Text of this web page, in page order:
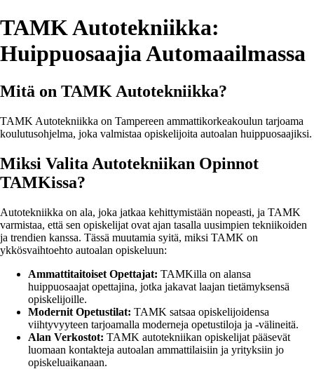
TAMK Autotekniikka:
Huippuosaajia Automaailmassa
Mitä on TAMK Autotekniikka?
TAMK Autotekniikka on Tampereen ammattikorkeakoulun tarjoama
koulutusohjelma, joka valmistaa opiskelijoita autoalan huippuosaajiksi.
Miksi Valita Autotekniikan Opinnot
TAMKissa?
Autotekniikka on ala, joka jatkaa kehittymistään nopeasti, ja TAMK
varmistaa, että sen opiskelijat ovat ajan tasalla uusimpien tekniikoiden
ja trendien kanssa. Tässä muutamia syitä, miksi TAMK on
ykkösvaihtoehto autoalan opiskeluun:
Ammattitaitoiset Opettajat: TAMKilla on alansa
huippuosaajat opettajina, jotka jakavat laajan tietämyksensä
opiskelijoille.
Modernit Opetustilat: TAMK satsaa opiskelijoidensa
viihtyvyyteen tarjoamalla moderneja opetustiloja ja -välineitä.
Alan Verkostot: TAMK autotekniikan opiskelijat pääsevät
luomaan kontakteja autoalan ammattilaisiin ja yrityksiin jo
opiskeluaikanaan.